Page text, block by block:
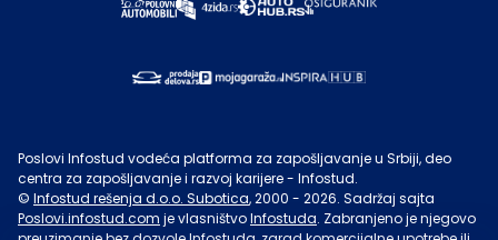
Poslovi Infostud vodeća platforma za zapošljavanje u Srbiji, deo
centra za zapošljavanje i razvoj karijere - Infostud.
© Infostud rešenja d.o.o. Subotica, 2000 - 2026. Sadržaj sajta
Poslovi.infostud.com je vlasništvoInfostuda. Zabranjeno je njegovo